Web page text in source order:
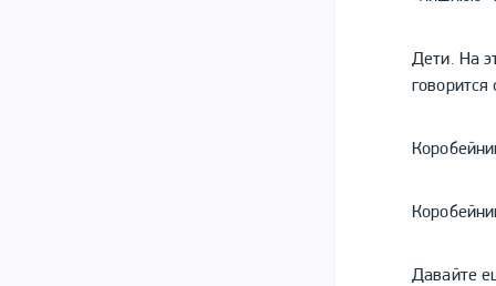
Дети. На
говорится
Давайте